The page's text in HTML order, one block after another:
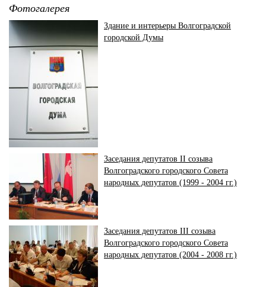
Фотогалерея
Здание и интерьеры Волгоградской
городской Думы
Заседания депутатов II созыва
Волгоградского городского Совета
народных депутатов (1999 - 2004 гг.)
Заседания депутатов III созыва
Волгоградского городского Совета
народных депутатов (2004 - 2008 гг.)